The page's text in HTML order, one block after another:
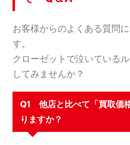
お客様からのよくある質問
す。
クローゼットで泣いている
してみませんか？
Q1 他店と比べて「買取価
りますか？